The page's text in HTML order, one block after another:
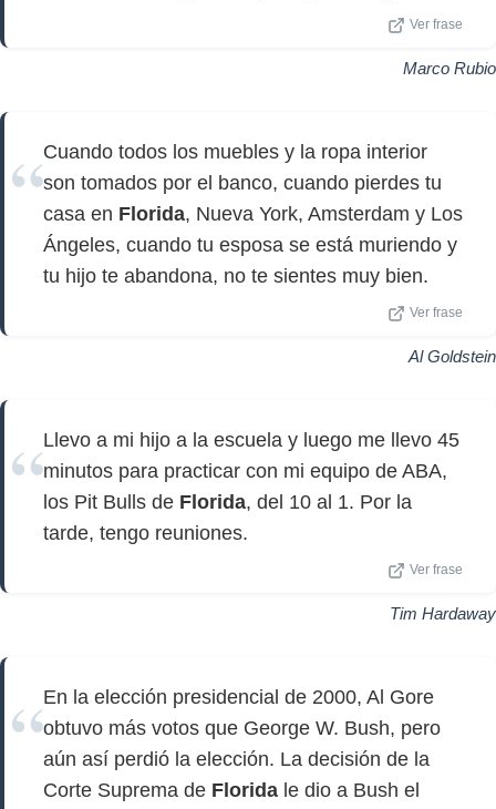
Ver frase
Marco Rubio
Cuando todos los muebles y la ropa interior
son tomados por el banco, cuando pierdes tu
casa en Florida, Nueva York, Amsterdam y Los
Ángeles, cuando tu esposa se está muriendo y
tu hijo te abandona, no te sientes muy bien.
Ver frase
Al Goldstein
Llevo a mi hijo a la escuela y luego me llevo 45
minutos para practicar con mi equipo de ABA,
los Pit Bulls de Florida, del 10 al 1. Por la
tarde, tengo reuniones.
Ver frase
Tim Hardaway
En la elección presidencial de 2000, Al Gore
obtuvo más votos que George W. Bush, pero
aún así perdió la elección. La decisión de la
Corte Suprema de Florida le dio a Bush el